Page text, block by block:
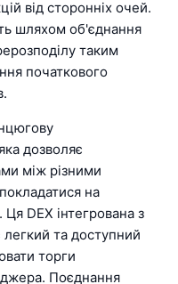
від сторонніх очей.
шляхом об'єднання
таким
початкового
дозволяє
між різними
на
DEX інтегрована з
та доступний
торги
Поєднання